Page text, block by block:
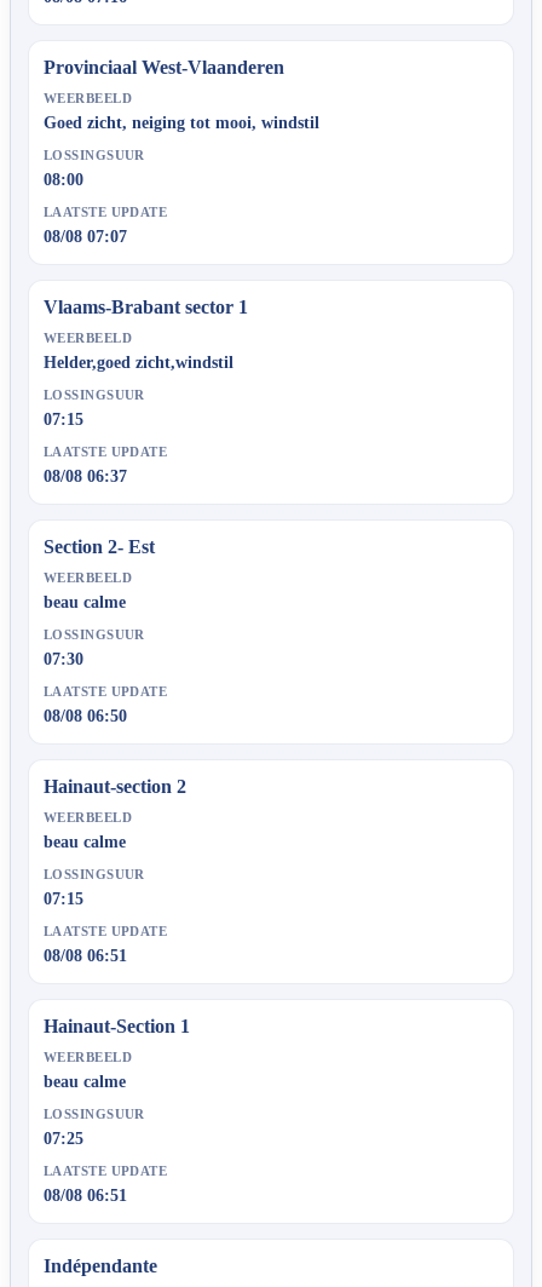
Provinciaal West-Vlaanderen
WEERBEELD
Goed zicht, neiging tot mooi, windstil
LOSSINGSUUR
08:00
LAATSTE UPDATE
08/08 07:07
Vlaams-Brabant sector 1
WEERBEELD
Helder,goed zicht,windstil
LOSSINGSUUR
07:15
LAATSTE UPDATE
08/08 06:37
Section 2- Est
WEERBEELD
beau calme
LOSSINGSUUR
07:30
LAATSTE UPDATE
08/08 06:50
Hainaut-section 2
WEERBEELD
beau calme
LOSSINGSUUR
07:15
LAATSTE UPDATE
08/08 06:51
Hainaut-Section 1
WEERBEELD
beau calme
LOSSINGSUUR
07:25
LAATSTE UPDATE
08/08 06:51
Indépendante